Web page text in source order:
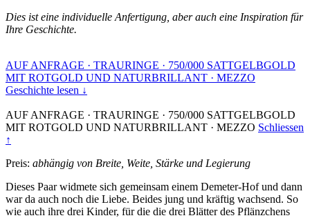
Dies ist eine individuelle Anfertigung, aber auch eine Inspiration für
Ihre Geschichte.
AUF ANFRAGE · TRAURINGE · 750/000 SATTGELBGOLD
MIT ROTGOLD UND NATURBRILLANT · MEZZO
Geschichte lesen ↓
AUF ANFRAGE · TRAURINGE · 750/000 SATTGELBGOLD
MIT ROTGOLD UND NATURBRILLANT · MEZZO Schliessen
↑
Preis: abhängig von Breite, Weite, Stärke und Legierung
Dieses Paar widmete sich gemeinsam einem Demeter-Hof und dann
war da auch noch die Liebe. Beides jung und kräftig wachsend. So
wie auch ihre drei Kinder, für die die drei Blätter des Pflänzchens